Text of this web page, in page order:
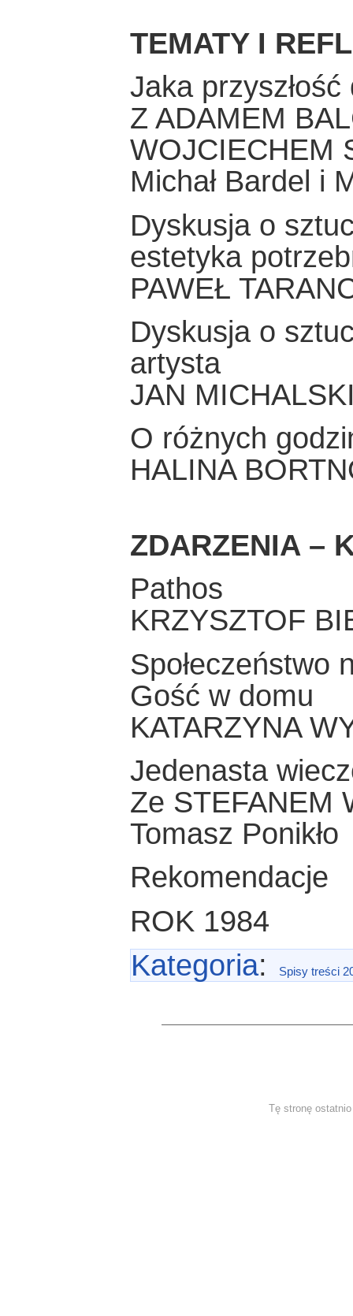
TEMATY I
Jaka
Z ADAMEM
WOJCIECHEM
Michał Bardel i
Dyskusja o
estetyka
PAWEŁ
Dyskusja o
artysta
JAN
O różnych
HALINA
ZDARZENIA –
Pathos
KRZYSZTOF
Społeczeństwo
Gość w domu
KATARZYNA
Jedenasta
Ze STEFANEM
Tomasz Ponikło
Rekomendacje
ROK 1984
Kategoria: Spisy treści
Tę stronę